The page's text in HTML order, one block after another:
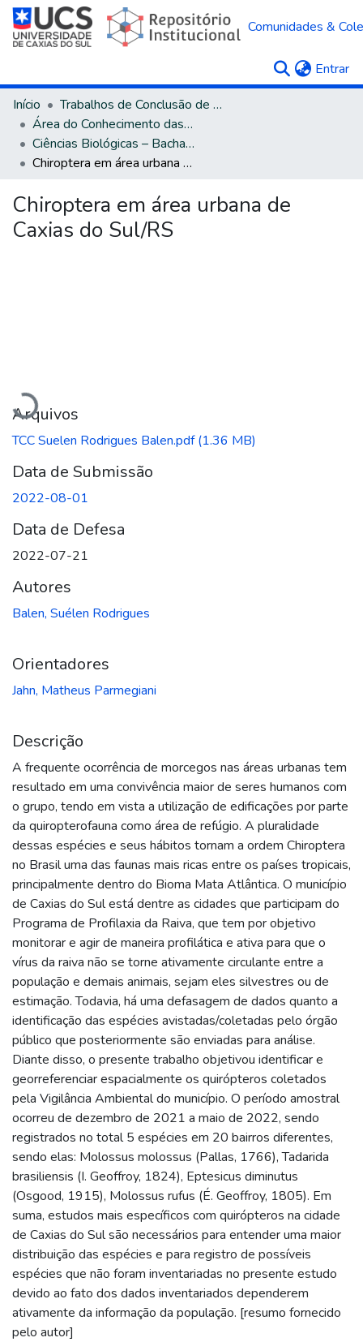
Comunidades &
Entrar
Início
Trabalhos de Conclusão de Curso
Área do Conhecimento das Ciências Biológicas
Ciências Biológicas – Bacharelado
Chiroptera em área urbana de Caxias do Sul/RS
Chiroptera em área urbana de
Caxias do Sul/RS
Carregando...
Arquivos
TCC Suelen Rodrigues Balen.pdf(1.36 MB)
Data de Submissão
2022-08-01
Data de Defesa
2022-07-21
Autores
Balen, Suélen Rodrigues
Orientadores
Jahn, Matheus Parmegiani
Descrição
A frequente ocorrência de morcegos nas áreas urbanas tem
resultado em uma convivência maior de seres humanos com
o grupo, tendo em vista a utilização de edificações por parte
da quiropterofauna como área de refúgio. A pluralidade
dessas espécies e seus hábitos tornam a ordem Chiroptera
no Brasil uma das faunas mais ricas entre os países tropicais,
principalmente dentro do Bioma Mata Atlântica. O município
de Caxias do Sul está dentre as cidades que participam do
Programa de Profilaxia da Raiva, que tem por objetivo
monitorar e agir de maneira profilática e ativa para que o
vírus da raiva não se torne ativamente circulante entre a
população e demais animais, sejam eles silvestres ou de
estimação. Todavia, há uma defasagem de dados quanto a
identificação das espécies avistadas/coletadas pelo órgão
público que posteriormente são enviadas para análise.
Diante disso, o presente trabalho objetivou identificar e
georreferenciar espacialmente os quirópteros coletados
pela Vigilância Ambiental do município. O período amostral
ocorreu de dezembro de 2021 a maio de 2022, sendo
registrados no total 5 espécies em 20 bairros diferentes,
sendo elas: Molossus molossus (Pallas, 1766), Tadarida
brasiliensis (I. Geoffroy, 1824), Eptesicus diminutus
(Osgood, 1915), Molossus rufus (É. Geoffroy, 1805). Em
suma, estudos mais específicos com quirópteros na cidade
de Caxias do Sul são necessários para entender uma maior
distribuição das espécies e para registro de possíveis
espécies que não foram inventariadas no presente estudo
devido ao fato dos dados inventariados dependerem
ativamente da informação da população. [resumo fornecido
pelo autor]